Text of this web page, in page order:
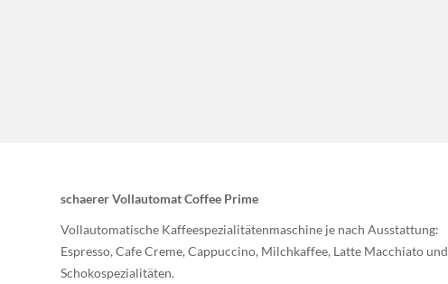
schaerer Vollautomat Coffee Prime
Vollautomatische Kaffeespezialitätenmaschine je nach Ausstattung:
Espresso, Cafe Creme, Cappuccino, Milchkaffee, Latte Macchiato und
Schokospezialitäten.